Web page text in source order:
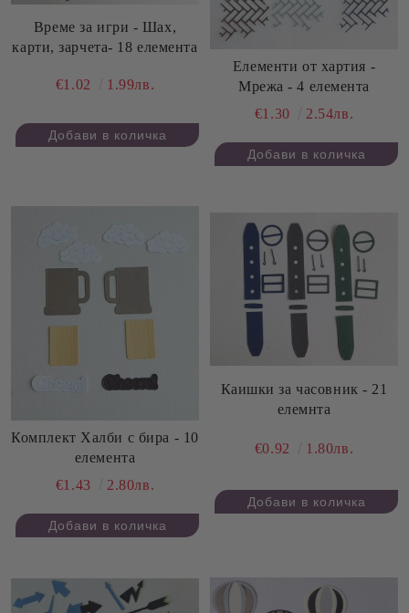
Време за игри - Шах,
карти, зарчета- 18 елемента
€1.02 1.99лв.
Елементи от хартия -
Мрежа - 4 елемента
€1.30
2.54лв.
Комплект Халби с бира - 10
елемента
€1.43
2.80лв.
Каишки за часовник - 21
елемнта
€0.92 1.80лв.